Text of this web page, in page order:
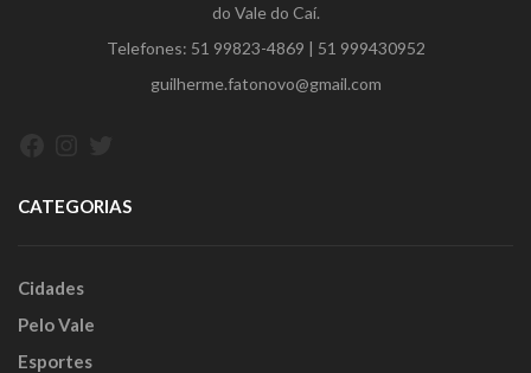
do Vale do Caí.
Telefones: 51 99823-4869 | 51 999430952
guilherme.fatonovo@gmail.com
CATEGORIAS
Cidades
Pelo Vale
Esportes